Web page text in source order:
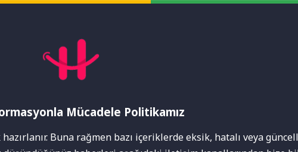
Mücadele Politikamız
Buna rağmen bazı içeriklerde eksik, hatalı veya